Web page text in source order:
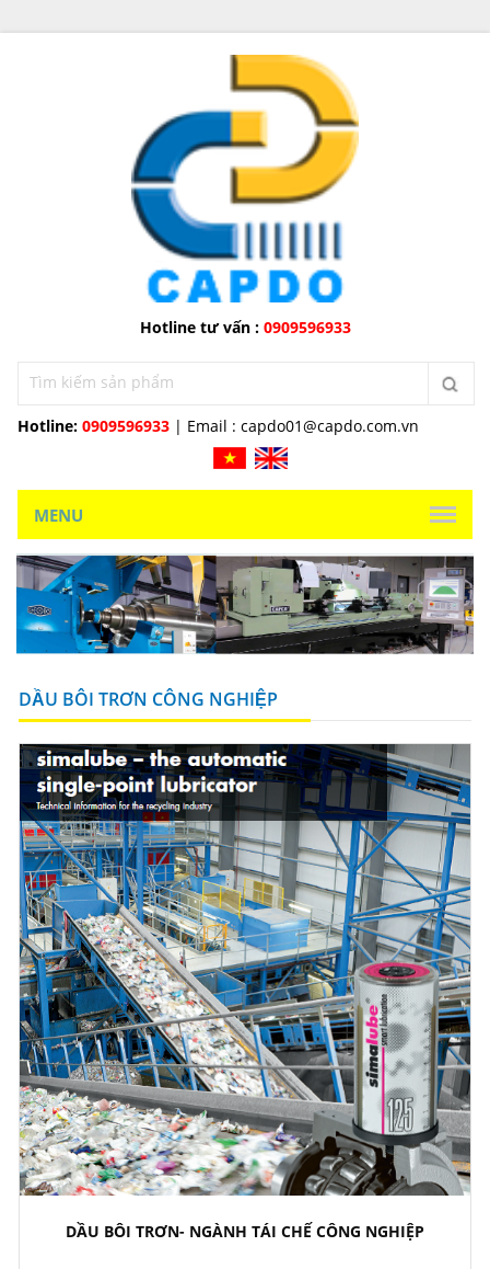
Hotline tư vấn : 0909596933
Hotline: 0909596933 | Email : capdo01@capdo.com.vn
MENU
DẦU BÔI TRƠN CÔNG NGHIỆP
DẦU BÔI TRƠN- NGÀNH TÁI CHẾ CÔNG NGHIỆP